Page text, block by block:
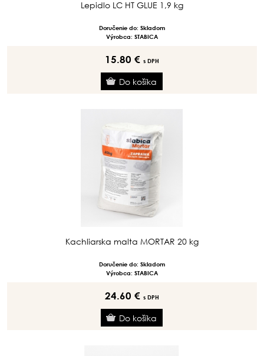
Lepidlo LC HT GLUE 1,9 kg
Doručenie do: Skladom
Výrobca: STABICA
15.80 € s DPH
Kachliarska malta MORTAR 20 kg
Doručenie do: Skladom
Výrobca: STABICA
24.60 € s DPH